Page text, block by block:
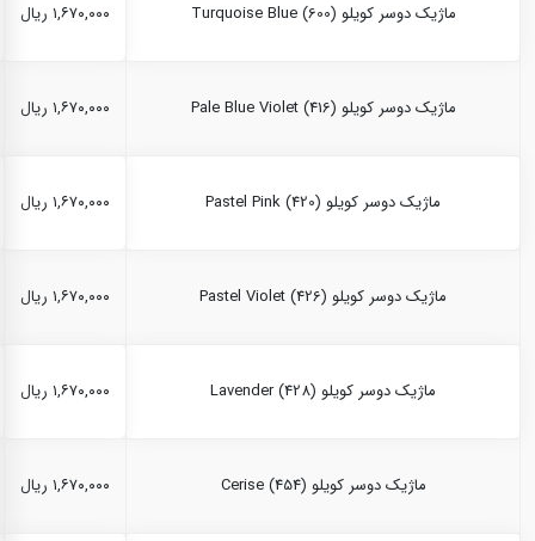
ماژیک دوسر کویلو Turquoise Blue (600) ۱,۶۷۰,۰۰۰ ریال
ماژیک دوسر کویلو Pale Blue Violet (416) ۱,۶۷۰,۰۰۰ ریال
ماژیک دوسر کویلو Pastel Pink (420) ۱,۶۷۰,۰۰۰ ریال
ماژیک دوسر کویلو Pastel Violet (426) ۱,۶۷۰,۰۰۰ ریال
ماژیک دوسر کویلو Lavender (428) ۱,۶۷۰,۰۰۰ ریال
ماژیک دوسر کویلو Cerise (454) ۱,۶۷۰,۰۰۰ ریال